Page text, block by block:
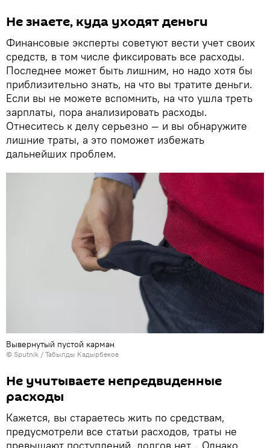
Не знаете, куда уходят деньги
Финансовые эксперты советуют вести учет своих
средств, в том числе фиксировать все расходы.
Последнее может быть лишним, но надо хотя бы
приблизительно знать, на что вы тратите деньги.
Если вы не можете вспомнить, на что ушла треть
зарплаты, пора анализировать расходы.
Отнеситесь к делу серьезно — и вы обнаружите
лишние траты, а это поможет избежать
дальнейших проблем.
Вывернутый пустой карман
© Sputnik / Табылды Кадырбеков
Не учитываете непредвиденные
расходы
Кажется, вы стараетесь жить по средствам,
предусмотрели все статьи расходов, траты не